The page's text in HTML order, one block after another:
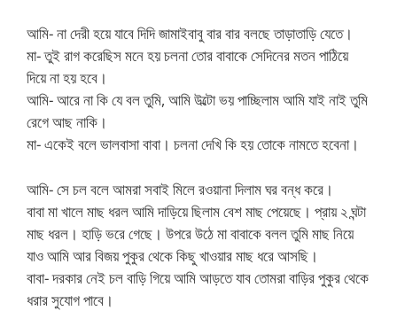
আমি- না দেরী হয়ে যাবে দিদি জামাইবাবু বার বার বলছে তাড়াতাড়ি যেতে।
মা- তুই রাগ করেছিস মনে হয় চলনা তোর বাবাকে সেদিনের মতন পাঠিয়ে
দিয়ে না হয় হবে।
আমি- আরে না কি যে বল তুমি, আমি উল্টো ভয় পাচ্ছিলাম আমি যাই নাই তুমি
রেগে আছ নাকি।
মা- একেই বলে ভালবাসা বাবা। চলনা দেখি কি হয় তোকে নামতে হবেনা।
আমি- সে চল বলে আমরা সবাই মিলে রওয়ানা দিলাম ঘর বন্ধ করে।
বাবা মা খালে মাছ ধরল আমি দাড়িয়ে ছিলাম বেশ মাছ পেয়েছে। প্রায় ২ ঘন্টা
মাছ ধরল। হাড়ি ভরে গেছে। উপরে উঠে মা বাবাকে বলল তুমি মাছ নিয়ে
যাও আমি আর বিজয় পুকুর থেকে কিছু খাওয়ার মাছ ধরে আসছি।
বাবা- দরকার নেই চল বাড়ি গিয়ে আমি আড়তে যাব তোমরা বাড়ির পুকুর থেকে
ধরার সুযোগ পাবে।